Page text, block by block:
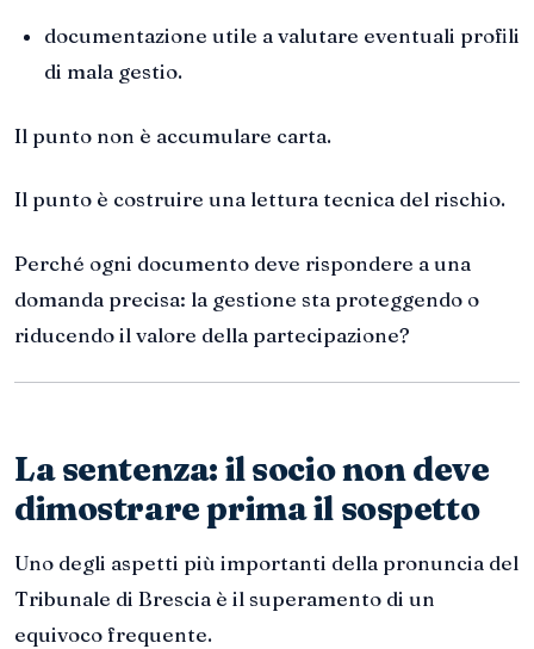
documentazione utile a valutare eventuali profili
di mala gestio.
Il punto non è accumulare carta.
Il punto è costruire una lettura tecnica del rischio.
Perché ogni documento deve rispondere a una
domanda precisa: la gestione sta proteggendo o
riducendo il valore della partecipazione?
La sentenza: il socio non deve
dimostrare prima il sospetto
Uno degli aspetti più importanti della pronuncia del
Tribunale di Brescia è il superamento di un
equivoco frequente.